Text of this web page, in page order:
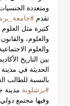
ومتعددة
تقدم
كثيرة مثل العلوم
والعلوم،
والعلوم
بين التاريخ
الحديثة في
بالنسبة للطالب
#برشلونة مدينة
وفيها مجتمع